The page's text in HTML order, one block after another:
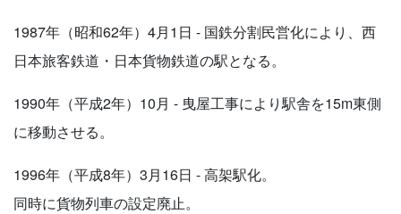
1987年（昭和62年）4月1日 - 国鉄分割民営化により、西
日本旅客鉄道・日本貨物鉄道の駅となる。
1990年（平成2年）10月 - 曳屋工事により駅舎を15m東側
に移動させる。
1996年（平成8年）3月16日 - 高架駅化。
同時に貨物列車の設定廃止。